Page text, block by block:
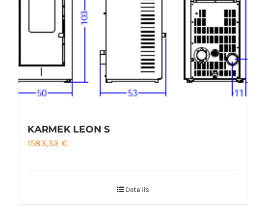
KARMEK LEON S
1583,33 €
Details